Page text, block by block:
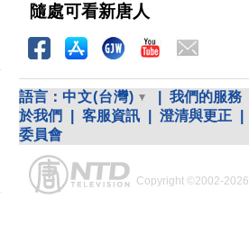
隨處可看新唐人
語言： 中文(台灣) 我們的服務
於我們
客服資訊 澄清與更正
委員會
Copyright ©2002-2026